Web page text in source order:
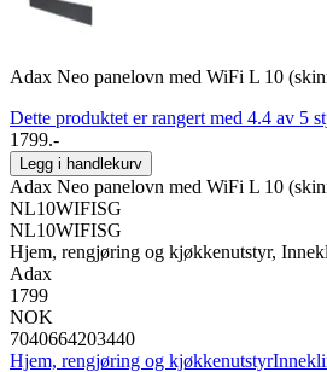
Adax Neo panelovn med WiFi L 10
Dette produktet er rangert med 4.4 av 5
1799.-
Legg i handlekurv
Adax Neo panelovn med WiFi L 10
NL10WIFISG
NL10WIFISG
Hjem, rengjøring og kjøkkenutstyr,
Adax
1799
NOK
7040664203440
Hjem, rengjøring og kjøkkenutstyr